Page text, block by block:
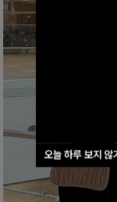
오늘 하루 보지 않